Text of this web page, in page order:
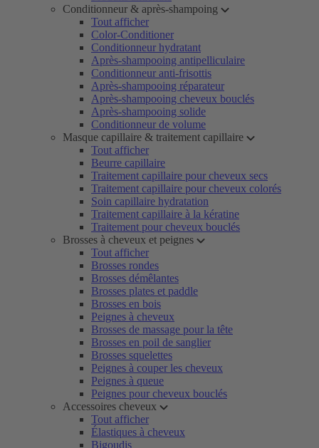
Conditionneur & après-shampoing
Tout afficher
Color-Conditioner
Conditionneur hydratant
Après-shampooing antipelliculaire
Conditionneur anti-frisottis
Après-shampooing réparateur
Après-shampooing cheveux bouclés
Après-shampooing solide
Conditionneur de volume
Masque capillaire & traitement capillaire
Tout afficher
Beurre capillaire
Traitement capillaire pour cheveux secs
Traitement capillaire pour cheveux colorés
Soin capillaire hydratation
Traitement capillaire à la kératine
Traitement pour cheveux bouclés
Brosses à cheveux et peignes
Tout afficher
Brosses rondes
Brosses démêlantes
Brosses plates et paddle
Brosses en bois
Peignes à cheveux
Brosses de massage pour la tête
Brosses en poil de sanglier
Brosses squelettes
Peignes à couper les cheveux
Peignes à queue
Peignes pour cheveux bouclés
Accessoires cheveux
Tout afficher
Élastiques à cheveux
Bigoudis